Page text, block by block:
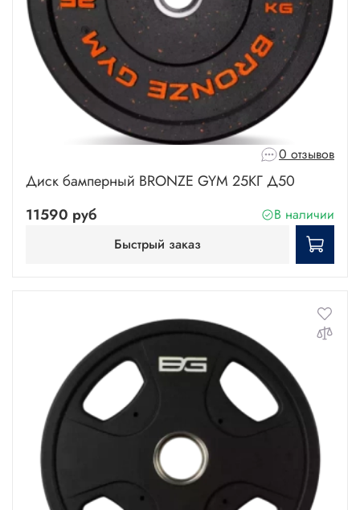
0 отзывов
Диск бамперный BRONZE GYM 25КГ Д50
11590 руб
В наличии
Быстрый заказ